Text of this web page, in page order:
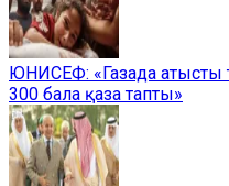
ЮНИСЕФ: «Газада атысты
300 бала қаза тапты»